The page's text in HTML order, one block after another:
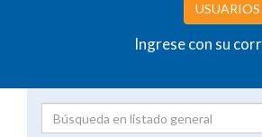
Ingrese con su